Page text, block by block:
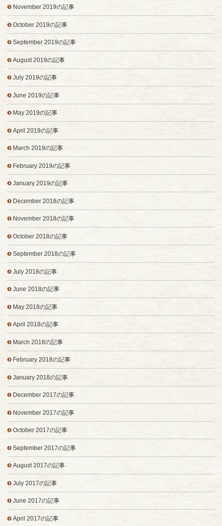
November 2019の記事
October 2019の記事
September 2019の記事
August 2019の記事
July 2019の記事
June 2019の記事
May 2019の記事
April 2019の記事
March 2019の記事
February 2019の記事
January 2019の記事
December 2018の記事
November 2018の記事
October 2018の記事
September 2018の記事
July 2018の記事
June 2018の記事
May 2018の記事
April 2018の記事
March 2018の記事
February 2018の記事
January 2018の記事
December 2017の記事
November 2017の記事
October 2017の記事
September 2017の記事
August 2017の記事
July 2017の記事
June 2017の記事
April 2017の記事